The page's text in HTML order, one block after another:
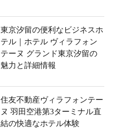
東京汐留の便利なビジネスホ
テル｜ホテル ヴィラフォン
テーヌ グランド東京汐留の
魅力と詳細情報
住友不動産ヴィラフォンテー
ヌ 羽田空港第3ターミナル直
結の快適なホテル体験